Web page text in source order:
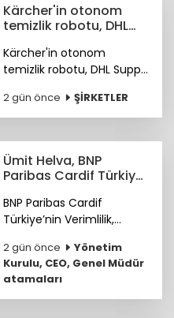
Kärcher'in otonom
temizlik robotu, DHL
Kärcher'in otonom
temizlik robotu, DHL Supply
göreve başladı.
2 gün önce ŞİRKETLER
Ümit Helva, BNP
Paribas Cardif Türkiye
BNP Paribas Cardif
Türkiye’nin Verimlilik,
Operasyondan Sorumlu
Genel Müdür Yardımcılığı
görevine Ümit Helva
atandı.
2 gün önce
Yönetim
Kurulu, CEO, Genel Müdür
atamaları